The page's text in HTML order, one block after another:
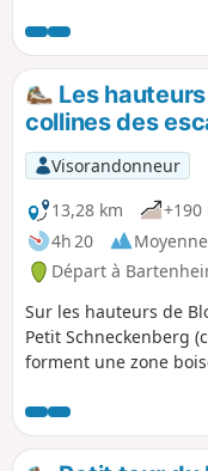
ligne de crête entre
la plus belle forêt du
(voir Infos Pratiques).
lisière de forêt pour
Les
collines des
Visorandonneur
13,28 km
+190
4h 20
Moyenne
Départ à
Sur les hauteurs de
Petit Schneckenberg
forment une zone
de champs, de
parcelles de
sentiers et chemins